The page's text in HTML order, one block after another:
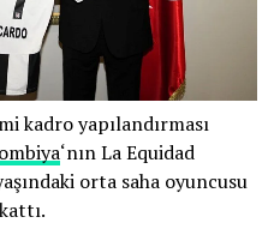
kadro yapılandırması
‘nın La Equidad
orta saha oyuncusu